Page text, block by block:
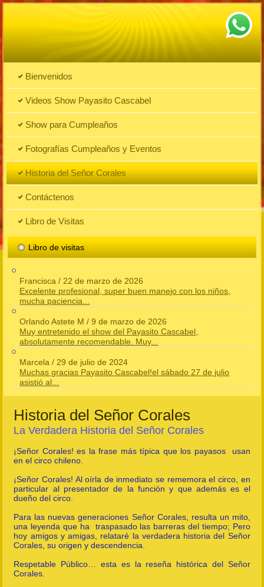
Bienvenidos
Videos Show Payasito Cascabel
Show para Cumpleaños
Fotografías Cumpleaños y Eventos
Historia del Señor Corales
Contáctenos
Libro de Visitas
Libro de visitas
Francisca /22 de marzo de 2026
Excelente profesional, super buen manejo con los niños,
mucha paciencia...
Orlando Astete M /9 de marzo de 2026
Muy entretenido el show del Payasito Cascabel,
absolutamente recomendable. Muy...
Marcela /29 de julio de 2024
Muchas gracias Payasito Cascabel!el sábado 27 de julio
asistió al...
Historia del Señor Corales
La Verdadera Historia del Señor Corales
¡Señor Corales! es la frase más típica que los payasos usan
en el circo chileno.
¡Señor Corales! Al oírla de inmediato se rememora el circo, en
particular al presentador de la función y que además es el
dueño del circo.
Para las nuevas generaciones Señor Corales, resulta un mito,
una leyenda que ha traspasado las barreras del tiempo; Pero
hoy amigos y amigas, relataré la verdadera historia del Señor
Corales, su origen y descendencia.
Respetable Público… esta es la reseña histórica del Señor
Corales.